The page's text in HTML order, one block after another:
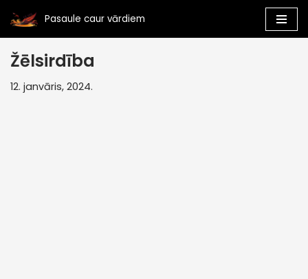
Skip
to
Pasaule caur vārdiem
Žēlsirdība
12. janvāris, 2024.